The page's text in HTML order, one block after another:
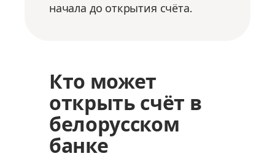
начала до открытия счёта.
Кто может
открыть счёт в
белорусском
банке